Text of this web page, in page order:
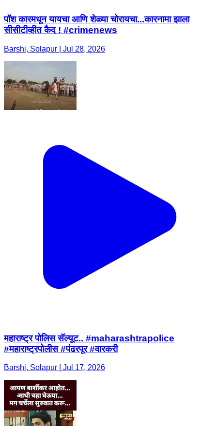
पॉश कारमधून यायचा आणि शेळ्या चोरायचा...कारनामा झाला
सीसीटीव्हीत कैद ! #crimenews
Barshi, Solapur | Jul 28, 2026
महाराष्ट्र पोलिस सॅल्यूट.. #maharashtrapolice
#महाराष्ट्रपोलीस #पंढरपूर #वारकरी
Barshi, Solapur | Jul 17, 2026